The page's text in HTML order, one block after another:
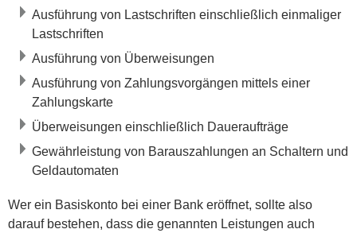
Ausführung von Lastschriften einschließlich einmaliger
Lastschriften
Ausführung von Überweisungen
Ausführung von Zahlungsvorgängen mittels einer
Zahlungskarte
Überweisungen einschließlich Daueraufträge
Gewährleistung von Barauszahlungen an Schaltern und
Geldautomaten
Wer ein Basiskonto bei einer Bank eröffnet, sollte also
darauf bestehen, dass die genannten Leistungen auch